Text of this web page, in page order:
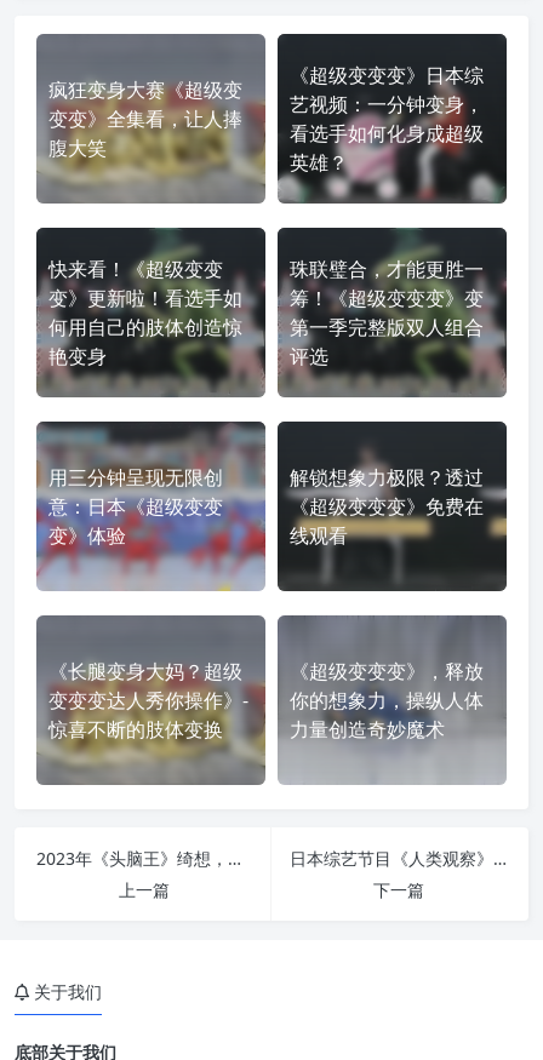
疯狂变身大赛《超级变
变变》全集看，让人捧
腹大笑
《超级变变变》日本综
艺视频：一分钟变身，
看选手如何化身成超级
英雄？
快来看！《超级变变
变》更新啦！看选手如
何用自己的肢体创造惊
艳变身
珠联璧合，才能更胜一
筹！《超级变变变》变
第一季完整版双人组合
评选
用三分钟呈现无限创
意：日本《超级变变
变》体验
解锁想象力极限？透过
《超级变变变》免费在
线观看
《长腿变身大妈？超级
变变变达人秀你操作》-
惊喜不断的肢体变换
《超级变变变》，释放
你的想象力，操纵人体
力量创造奇妙魔术
2023年《头脑王》绮想，聚焦教育与文化的多元题库
上一篇
日本综艺节目《人类观察》2014合集下载，让你拥有健康的心态
下一篇
关于我们
底部关于我们